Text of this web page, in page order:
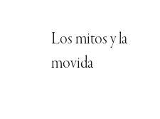
Los mitos y la
movida